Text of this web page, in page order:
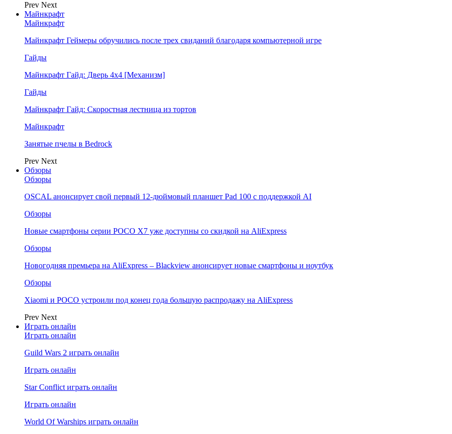
Prev Next
Майнкрафт
Майнкрафт
Майнкрафт Геймеры обручились после трех свиданий благодаря компьютерной игре
Гайды
Майнкрафт Гайд: Дверь 4х4 [Механизм]
Гайды
Майнкрафт Гайд: Скоростная лестница из тортов
Майнкрафт
Занятые пчелы в Bedrock
Prev Next
Обзоры
Обзоры
OSCAL анонсирует свой первый 12-дюймовый планшет Pad 100 с поддержкой AI
Обзоры
Новые смартфоны серии POCO X7 уже доступны со скидкой на AliExpress
Обзоры
Новогодняя премьера на AliExpress – Blackview анонсирует новые смартфоны и ноутбук
Обзоры
Xiaomi и POCO устроили под конец года большую распродажу на AliExpress
Prev Next
Играть онлайн
Играть онлайн
Guild Wars 2 играть онлайн
Играть онлайн
Star Conflict играть онлайн
Играть онлайн
World Of Warships играть онлайн